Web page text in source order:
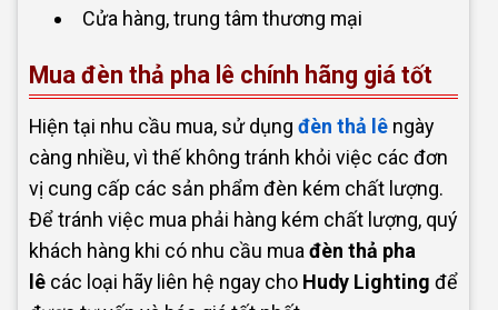
Cửa hàng, trung tâm thương mại
Mua đèn thả pha lê chính hãng giá tốt
Hiện tại nhu cầu mua, sử dụng đèn thả lê ngày
càng nhiều, vì thế không tránh khỏi việc các đơn
vị cung cấp các sản phẩm đèn kém chất lượng.
Để tránh việc mua phải hàng kém chất lượng, quý
khách hàng khi có nhu cầu mua đèn thả pha
lê các loại hãy liên hệ ngay cho Hudy Lighting để